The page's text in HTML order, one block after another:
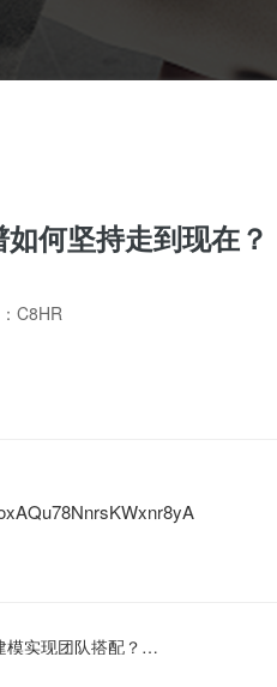
何坚持走到现在？
C8HR
上一篇:规模小没标杆，如何通过建模实现团队搭配？——理论篇